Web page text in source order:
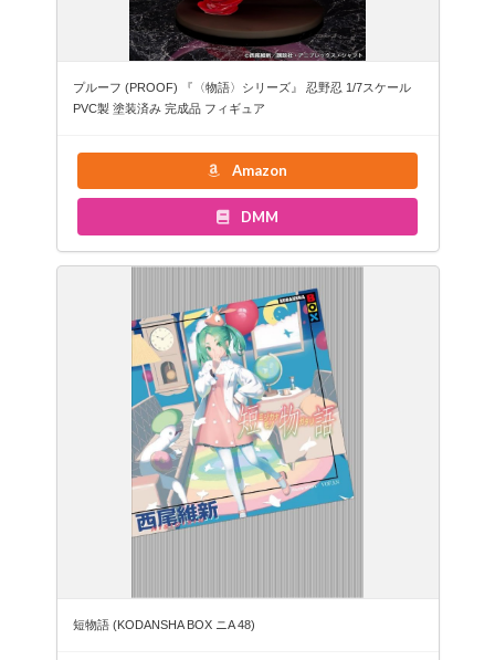
プルーフ (PROOF) 『〈物語〉シリーズ』 忍野忍 1/7スケール
PVC製 塗装済み 完成品 フィギュア
Amazon
DMM
短物語 (KODANSHA BOX ニA 48)